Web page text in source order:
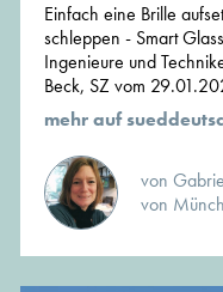
Einfach eine Brille
schleppen - Smart
Ingenieure und
Beck, SZ vom
mehr auf
von
von